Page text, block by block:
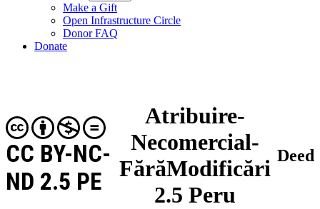
Make a Gift
Open Infrastructure Circle
Donor FAQ
Donate
Atribuire-
Necomercial-
FărăModificări
2.5 Peru
CC BY-NC-
ND 2.5 PE
Deed